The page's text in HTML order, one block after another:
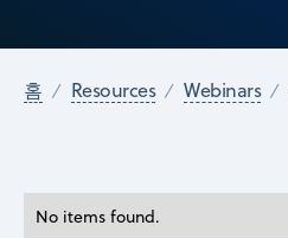
홈 Resources Webinars
No items found.